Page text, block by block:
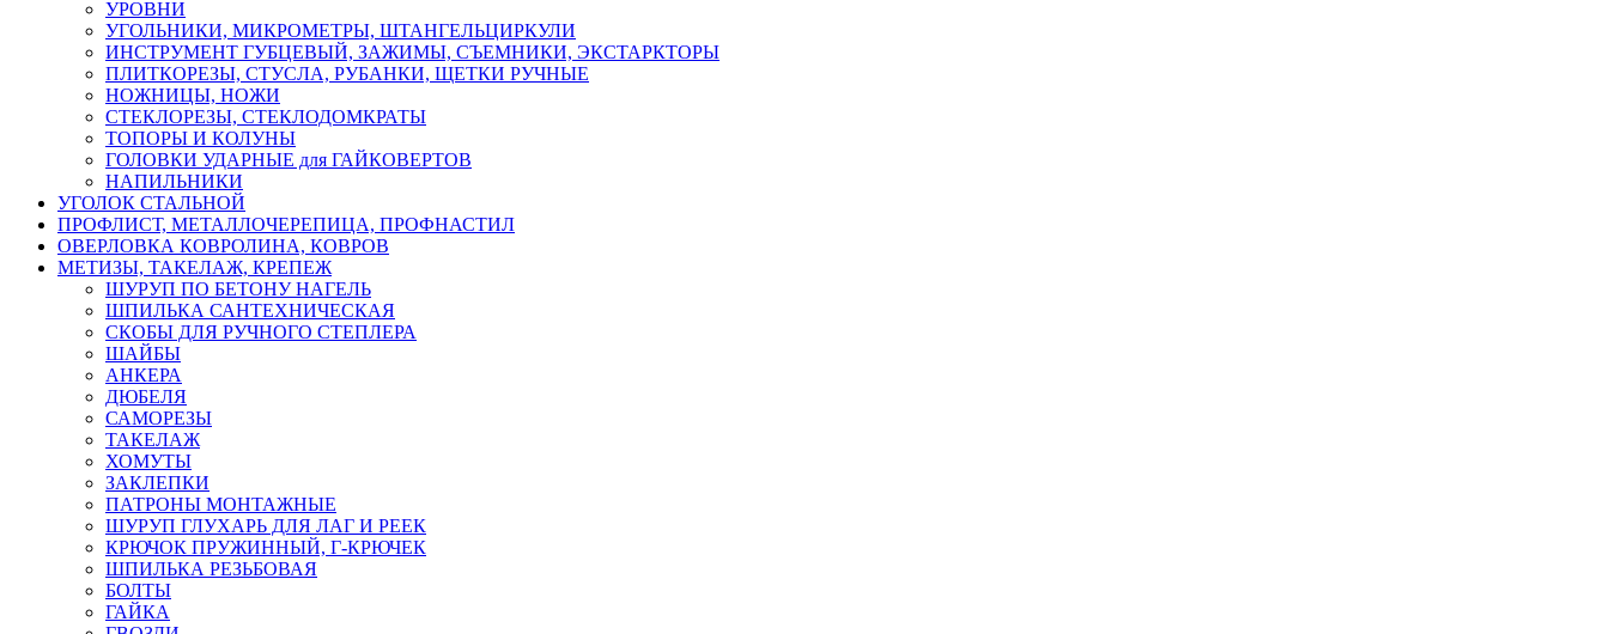
УРОВНИ
УГОЛЬНИКИ, МИКРОМЕТРЫ, ШТАНГЕЛЬЦИРКУЛИ
ИНСТРУМЕНТ ГУБЦЕВЫЙ, ЗАЖИМЫ, СЪЕМНИКИ, ЭКСТАРКТОРЫ
ПЛИТКОРЕЗЫ, СТУСЛА, РУБАНКИ, ЩЕТКИ РУЧНЫЕ
НОЖНИЦЫ, НОЖИ
СТЕКЛОРЕЗЫ, СТЕКЛОДОМКРАТЫ
ТОПОРЫ И КОЛУНЫ
ГОЛОВКИ УДАРНЫЕ для ГАЙКОВЕРТОВ
НАПИЛЬНИКИ
УГОЛОК СТАЛЬНОЙ
ПРОФЛИСТ, МЕТАЛЛОЧЕРЕПИЦА, ПРОФНАСТИЛ
ОВЕРЛОВКА КОВРОЛИНА, КОВРОВ
МЕТИЗЫ, ТАКЕЛАЖ, КРЕПЕЖ
ШУРУП ПО БЕТОНУ НАГЕЛЬ
ШПИЛЬКА САНТЕХНИЧЕСКАЯ
СКОБЫ ДЛЯ РУЧНОГО СТЕПЛЕРА
ШАЙБЫ
АНКЕРА
ДЮБЕЛЯ
САМОРЕЗЫ
ТАКЕЛАЖ
ХОМУТЫ
ЗАКЛЕПКИ
ПАТРОНЫ МОНТАЖНЫЕ
ШУРУП ГЛУХАРЬ ДЛЯ ЛАГ И РЕЕК
КРЮЧОК ПРУЖИННЫЙ, Г-КРЮЧЕК
ШПИЛЬКА РЕЗЬБОВАЯ
БОЛТЫ
ГАЙКА